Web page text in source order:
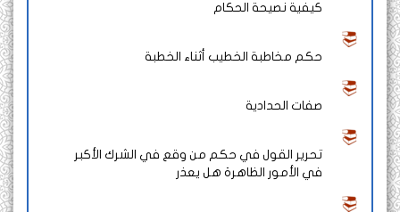
كيفية نصيحة الحكام
حكم مخاطبة الخطيب أثناء الخطبة
صفات الحدادية
تحرير القول في حكم من وقع في الشرك الأكبر
في الأمور الظاهرة هل يعذر